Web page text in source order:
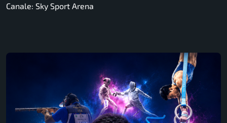
Canale: Sky Sport Arena